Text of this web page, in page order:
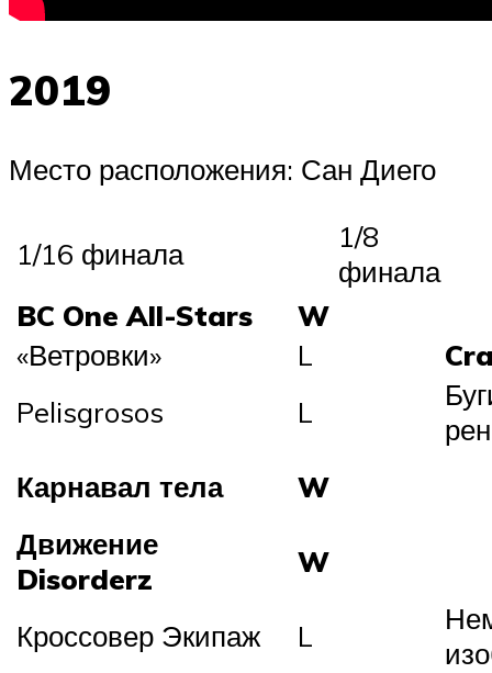
2019
Место расположения: Сан Диего
1/16 финала
1/8
финала
BC One All-Stars
W
«Ветровки»
L
Pelisgrosos
L
Карнавал тела
W
Движение
Disorderz
W
Кроссовер Экипаж L